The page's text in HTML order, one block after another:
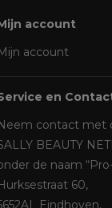
account
account
en
contact met
BEAUTY
de naam
60,
Eindhoven,